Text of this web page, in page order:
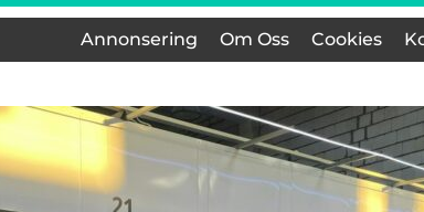
Annonsering Om Oss Cookies